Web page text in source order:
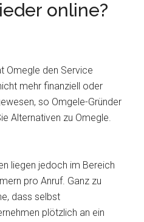
online?
Omegle den Service
mehr finanziell oder
so Omgele-Gründer
Alternativen zu Omegle.
liegen jedoch im Bereich
pro Anruf. Ganz zu
dass selbst
plötzlich an ein